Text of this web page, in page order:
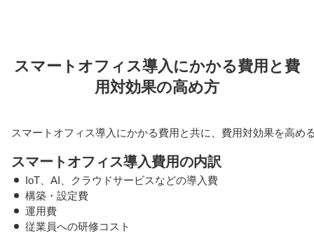
スマートオフィス導入にかかる費用と費
用対効果の高め方
スマートオフィス導入にかかる費用と共に、費用対効果を高め
スマートオフィス導入費用の内訳
IoT、AI、クラウドサービスなどの導入費
構築・設定費
運用費
従業員への研修コスト